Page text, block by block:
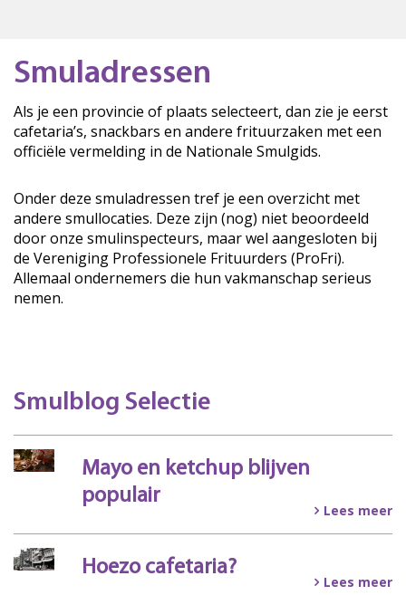
Smuladressen
Als je een provincie of plaats selecteert, dan zie je eerst
cafetaria’s, snackbars en andere frituurzaken met een
officiële vermelding in de Nationale Smulgids.
Onder deze smuladressen tref je een overzicht met
andere smullocaties. Deze zijn (nog) niet beoordeeld
door onze smulinspecteurs, maar wel aangesloten bij
de Vereniging Professionele Frituurders (ProFri).
Allemaal ondernemers die hun vakmanschap serieus
nemen.
Smulblog Selectie
Mayo en ketchup blijven
populair
Lees meer
Hoezo cafetaria?
Lees meer